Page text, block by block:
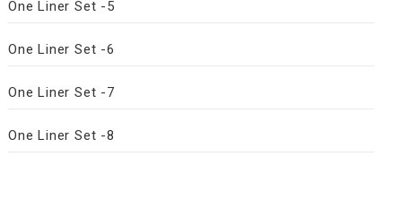
One Liner Set -5
One Liner Set -6
One Liner Set -7
One Liner Set -8